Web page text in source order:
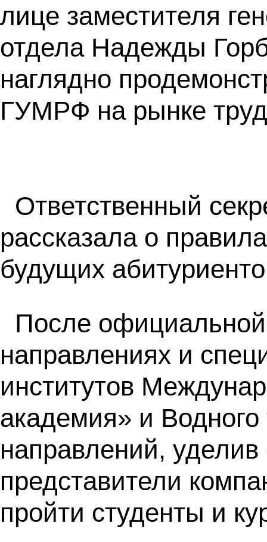
лице заместителя
отдела Надежды
наглядно
ГУМРФ на рынке
Ответственный
рассказала о
будущих
После
направлениях и
институтов
академия» и
направлений,
представители
пройти студенты и